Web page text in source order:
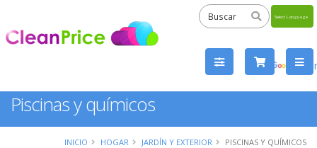
by
Piscinas y químicos
INICIO HOGAR JARDÍN Y EXTERIOR PISCINAS Y QUÍMICOS